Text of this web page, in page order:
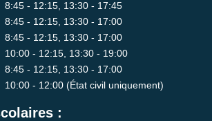
8:45 - 12:15, 13:30 - 17:45
8:45 - 12:15, 13:30 - 17:00
8:45 - 12:15, 13:30 - 17:00
10:00 - 12:15, 13:30 - 19:00
8:45 - 12:15, 13:30 - 17:00
10:00 - 12:00 (État civil uniquement)
: